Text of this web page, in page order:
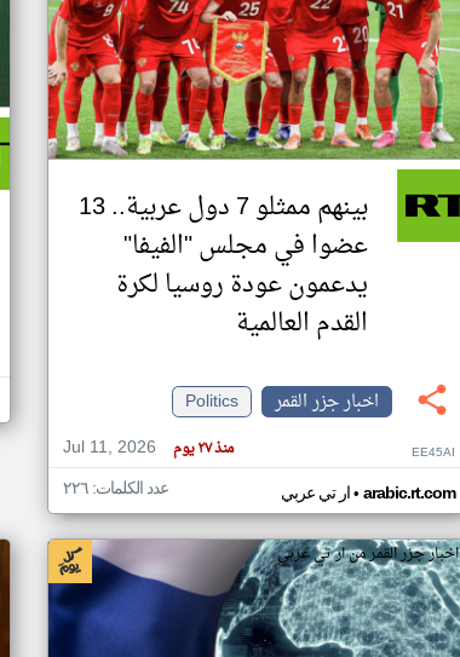
بينهم ممثلو 7 دول عربية.. 13
عضوا في مجلس "الفيفا"
يدعمون عودة روسيا لكرة
القدم العالمية
اخبار جزر القمر
Politics
Jul 11, 2026
منذ ٢٧ يوم EE45AI
ار تي عربي• arabic.rt.com عدد الكلمات: ٢٢٦
اخبار جزر القمر من ار تي عربي